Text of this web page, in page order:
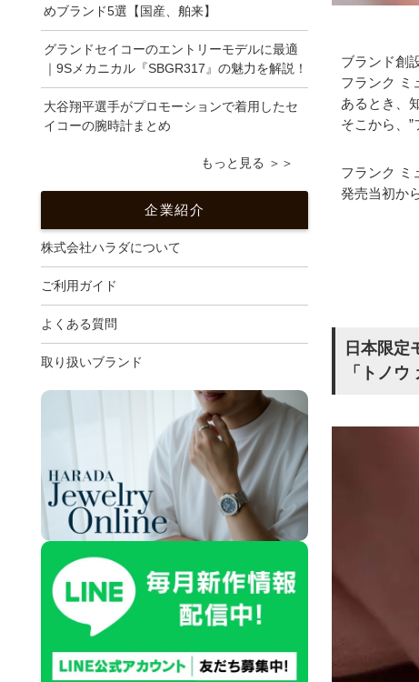
ブランド創
フランク ミ
あるとき、
そこから、
フランク ミ
発売当初か
日本限定
「トノ
めブランド5選【国産、舶来】
グランドセイコーのエントリーモデルに最適
｜9Sメカニカル『SBGR317』の魅力を解説！
大谷翔平選手がプロモーションで着用したセ
イコーの腕時計まとめ
もっと見る ＞＞
企業紹介
株式会社ハラダについて
ご利用ガイド
よくある質問
取り扱いブランド